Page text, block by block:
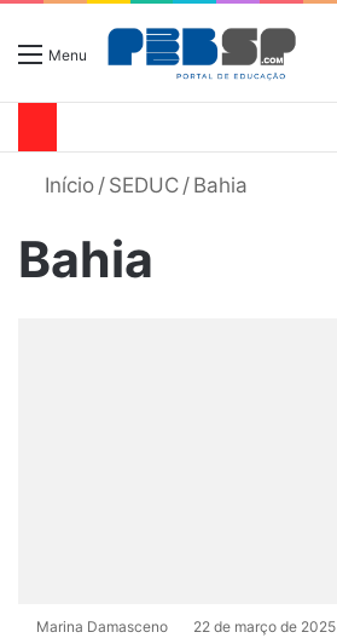
Menu
Início / SEDUC / Bahia
Bahia
Marina Damasceno 22 de março de 2025